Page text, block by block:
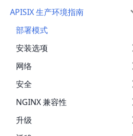
APISIX 生产环境指南
部署模式
安装选项
网络
安全
NGINX 兼容性
升级